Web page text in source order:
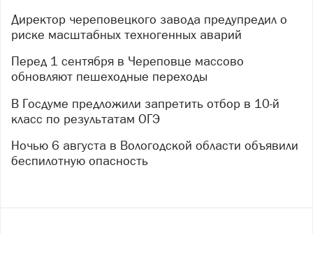
Директор череповецкого завода предупредил о
риске масштабных техногенных аварий
Перед 1 сентября в Череповце массово
обновляют пешеходные переходы
В Госдуме предложили запретить отбор в 10-й
класс по результатам ОГЭ
Ночью 6 августа в Вологодской области объявили
беспилотную опасность